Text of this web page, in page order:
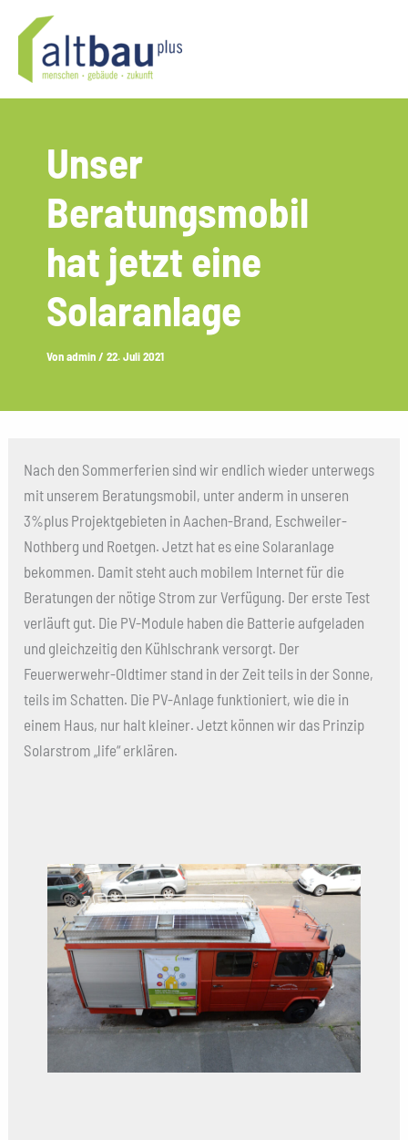
Inhalt
springen
Unser
Beratungsmobil
hat jetzt eine
Solaranlage
Vonadmin/ 22. Juli 2021
Nach den Sommerferien sind wir endlich wieder unterwegs
mit unserem Beratungsmobil, unter anderm in unseren
3%plus Projektgebieten in Aachen-Brand, Eschweiler-
Nothberg und Roetgen. Jetzt hat es eine Solaranlage
bekommen. Damit steht auch mobilem Internet für die
Beratungen der nötige Strom zur Verfügung. Der erste Test
verläuft gut. Die PV-Module haben die Batterie aufgeladen
und gleichzeitig den Kühlschrank versorgt. Der
Feuerwerwehr-Oldtimer stand in der Zeit teils in der Sonne,
teils im Schatten. Die PV-Anlage funktioniert, wie die in
einem Haus, nur halt kleiner. Jetzt können wir das Prinzip
Solarstrom „life“ erklären.